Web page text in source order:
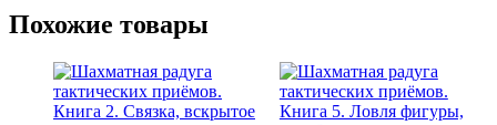
Похожие товары